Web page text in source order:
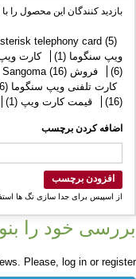
بازدید کنندگان این محصول را
telephony card (5)
ویپ سنگوما (1) کارت
(6)
فروش Sangoma (16)
کارت تلفنی ویپ سنگوما (16)
(16)
قیمت کارت ویپ (1)
اضافه کردن برچسب
افزودن برچسب
از اسپیس برای جدا سازی تگ ها
بررسی خود را
Please, log in or register